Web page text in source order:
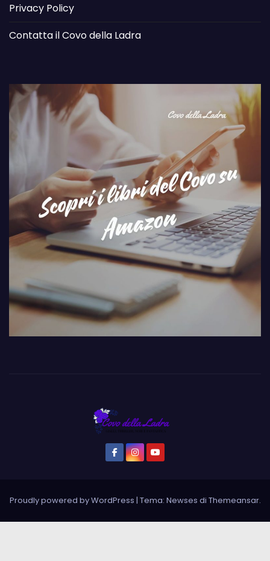
Privacy Policy
Contatta il Covo della Ladra
Proudly powered by WordPress | Tema: Newses di Themeansar.